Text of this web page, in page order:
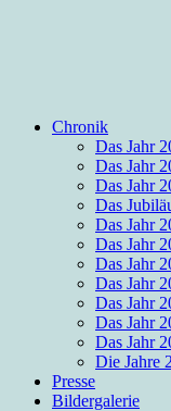
Chronik
Das Jahr
Das Jahr
Das Jahr
Das
Das Jahr
Das Jahr
Das Jahr
Das Jahr
Das Jahr
Das Jahr
Das Jahr
Die Jahre
Presse
Bildergalerie